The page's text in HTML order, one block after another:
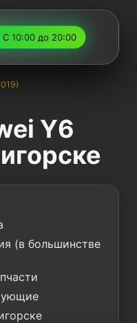
10:00 до 20:00
Y6
(в большинстве